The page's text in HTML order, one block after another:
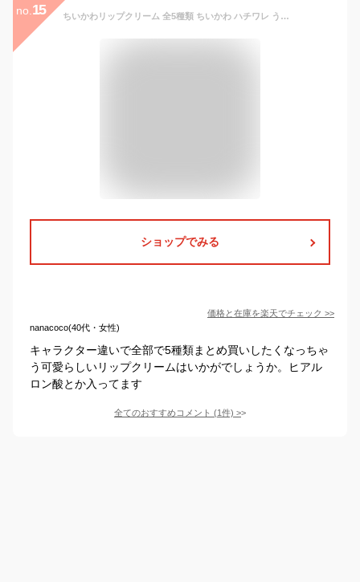
no. 15 ちいかわリップクリーム 全5種類 ちいかわ ハチワレ うさぎ モモンガ ALL 香り付き ストロベリー ブルーベリー レモン ラズベリー バニラ 潤い 保湿 うるおい ヒアルロン酸 ホホバオイル 【SB】【EN】【▲】/CWリップクリーム
ショップでみる
価格と在庫を楽天でチェック >>
nanacoco(40代・女性)
キャラクター違いで全部で5種類まとめ買いしたくなっちゃ
う可愛らしいリップクリームはいかがでしょうか。ヒアル
ロン酸とか入ってます
全てのおすすめコメント (1件) >